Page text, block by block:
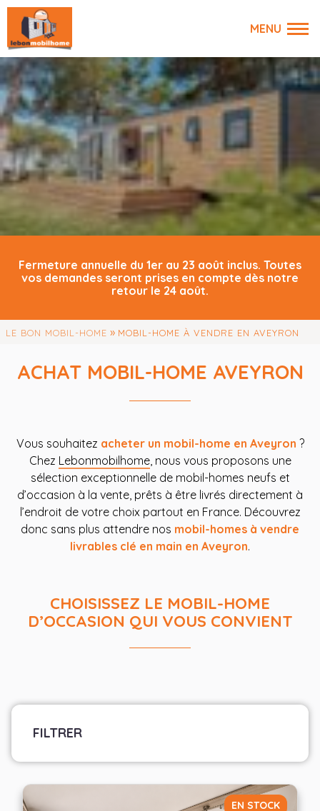
Fermeture annuelle du 1er au 23 août inclus. Toutes
vos demandes seront prises en compte dès notre
retour le 24 août.
LE BON MOBIL-HOME » MOBIL-HOME À VENDRE EN AVEYRON
ACHAT MOBIL-HOME AVEYRON
Vous souhaitez acheter un mobil-home en Aveyron ?
Chez Lebonmobilhome, nous vous proposons une
sélection exceptionnelle de mobil-homes neufs et
d’occasion à la vente, prêts à être livrés directement à
l’endroit de votre choix partout en France. Découvrez
donc sans plus attendre nos mobil-homes à vendre
livrables clé en main en Aveyron.
CHOISISSEZ LE MOBIL-HOME
D’OCCASION QUI VOUS CONVIENT
FILTRER
EN STOCK